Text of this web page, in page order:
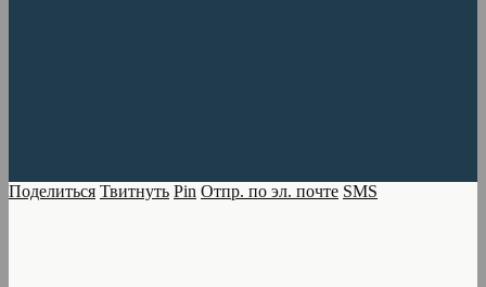
Поделиться Твитнуть Pin Отпр. по эл. почте SMS